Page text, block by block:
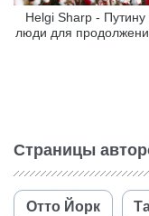
Helgi Sharp -
люди для
Страницы
Отто Йорк